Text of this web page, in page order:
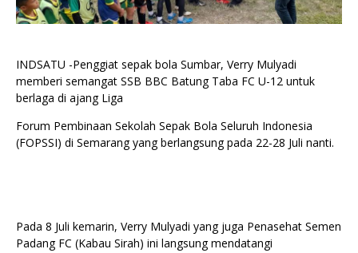
INDSATU -Penggiat sepak bola Sumbar, Verry Mulyadi
memberi semangat SSB BBC Batung Taba FC U-12 untuk
berlaga di ajang Liga
Forum Pembinaan Sekolah Sepak Bola Seluruh Indonesia
(FOPSSI) di Semarang yang berlangsung pada 22-28 Juli nanti.
Pada 8 Juli kemarin, Verry Mulyadi yang juga Penasehat Semen
Padang FC (Kabau Sirah) ini langsung mendatangi